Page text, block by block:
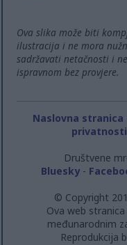
Ova slika može biti
ilustracija i ne mora
sadržavati netačnosti i
ispravnom bez provjere.
Naslovna stranica
privatnosti
Društvene
Bluesky-
© Copyright
Ova web
međunarodnim
Reprodukcija